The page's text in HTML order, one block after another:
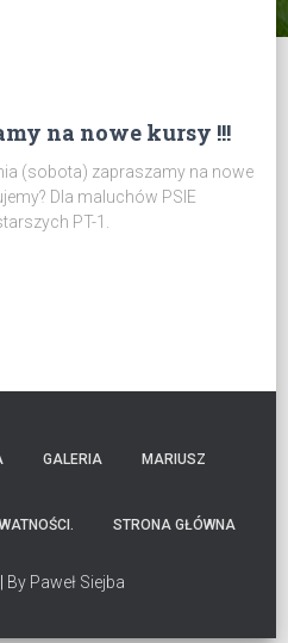
na nowe kursy !!!
(sobota) zapraszamy na nowe
Dla maluchów PSIE
PT-1.
GALERIA MARIUSZ
STRONA GŁÓWNA
By Paweł Siejba